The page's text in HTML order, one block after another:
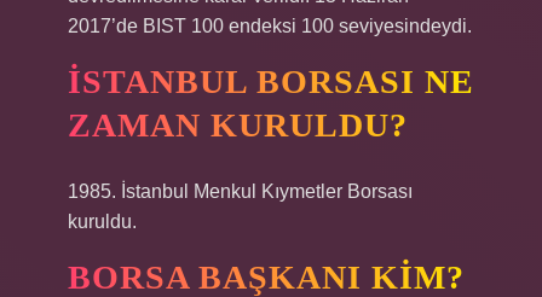
2017’de BIST 100 endeksi 100 seviyesindeydi.
İSTANBUL BORSASI NE
ZAMAN KURULDU?
1985. İstanbul Menkul Kıymetler Borsası
kuruldu.
BORSA BAŞKANI KIM?